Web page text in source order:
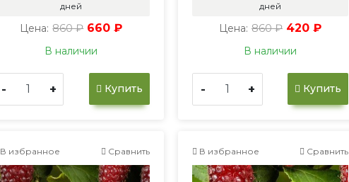
дней
Цена: 860 ₽ 660 ₽
В наличии
- + Купить
дней
Цена: 860 ₽ 420 ₽
В наличии
- + Купить
В избранное Сравнить В избранное Сравнить